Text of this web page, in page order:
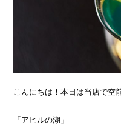
こんにちは！本日は当店で空
「アヒルの湖」